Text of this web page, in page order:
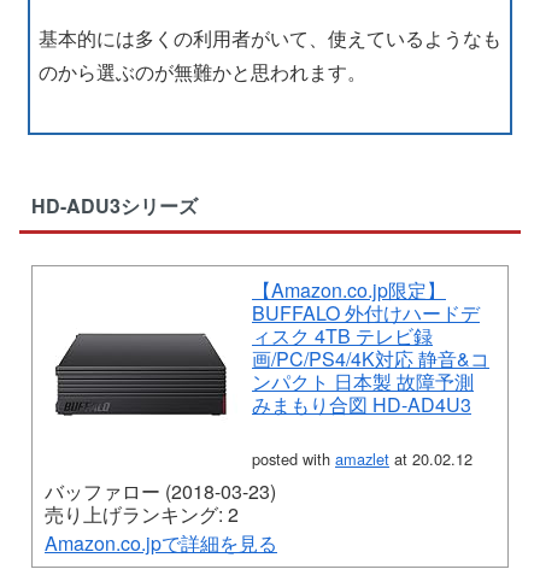
基本的には多くの利用者がいて、使えているようなも
のから選ぶのが無難かと思われます。
HD-ADU3シリーズ
【Amazon.co.jp限定】
BUFFALO 外付けハードデ
ィスク 4TB テレビ録
画/PC/PS4/4K対応 静音&コ
ンパクト 日本製 故障予測
みまもり合図 HD-AD4U3
posted with amazlet at 20.02.12
バッファロー (2018-03-23)
売り上げランキング: 2
Amazon.co.jpで詳細を見る